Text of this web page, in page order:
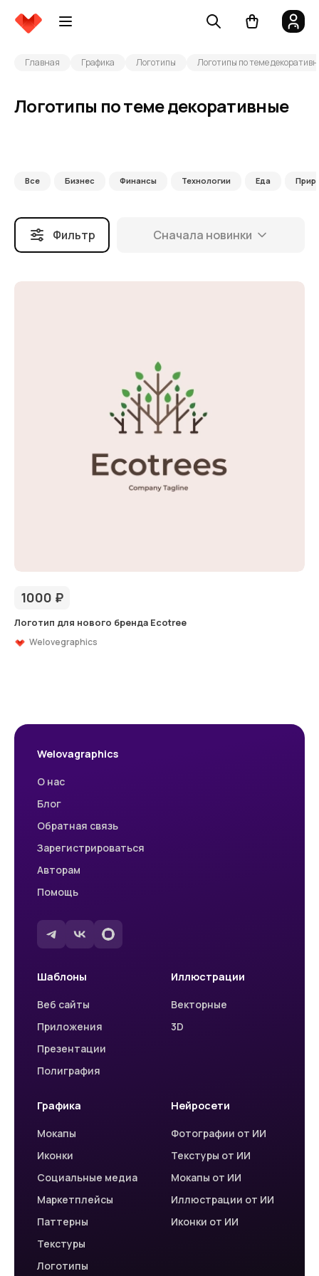
Главная Графика Логотипы Логотипы по теме
Логотипы по теме декоративные
Все Бизнес Финансы Технологии Еда
Фильтр Сначала новинки
1000 ₽
Логотип для нового бренда Ecotree
Welovegraphics
Welovagraphics
О нас
Блог
Обратная связь
Зарегистрироваться
Авторам
Помощь
Шаблоны
Веб сайты
Приложения
Презентации
Полиграфия
Иллюстрации
Векторные
3D
Графика
Мокапы
Иконки
Социальные медиа
Маркетплейсы
Паттерны
Текстуры
Логотипы
Нейросети
Фотографии от ИИ
Текстуры от ИИ
Мокапы от ИИ
Иллюстрации от ИИ
Иконки от ИИ